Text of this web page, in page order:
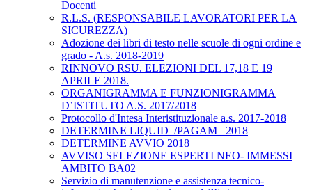
Docenti
R.L.S. (RESPONSABILE LAVORATORI PER LA
SICUREZZA)
Adozione dei libri di testo nelle scuole di ogni ordine e
grado - A.s. 2018-2019
RINNOVO RSU. ELEZIONI DEL 17,18 E 19
APRILE 2018.
ORGANIGRAMMA E FUNZIONIGRAMMA
D’ISTITUTO A.S. 2017/2018
Protocollo d'Intesa Interistituzionale a.s. 2017-2018
DETERMINE LIQUID_/PAGAM_ 2018
DETERMINE AVVIO 2018
AVVISO SELEZIONE ESPERTI NEO- IMMESSI
AMBITO BA02
Servizio di manutenzione e assistenza tecnico-